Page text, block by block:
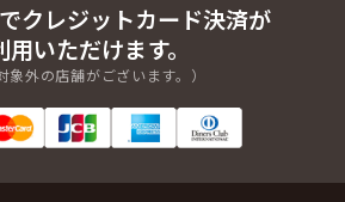
クレジットカード決済が
用いただけます。
象外の店舗がございます。）